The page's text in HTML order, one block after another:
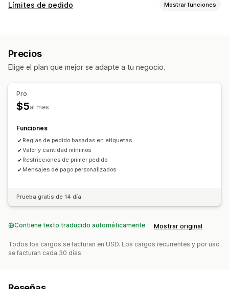
Límites de pedido Mostrar funciones
Precios
Elige el plan que mejor se adapte a tu negocio.
Pro
$5al mes
Funciones
Reglas de pedido basadas en etiquetas
Valor y cantidad mínimos
Restricciones de primer pedido
Mensajes de pago personalizados
Prueba gratis de 14 día
Contiene texto traducido automáticamente Mostrar original
Todos los cargos se facturan en USD. Los cargos recurrentes y por uso
se facturan cada 30 días.